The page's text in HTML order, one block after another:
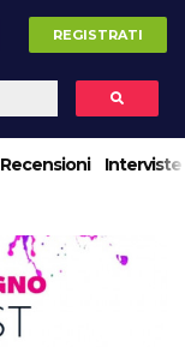
REGISTRATI
Recensioni Interviste